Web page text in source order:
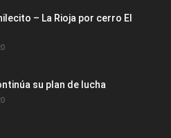
– La Rioja por cerro El
su plan de lucha